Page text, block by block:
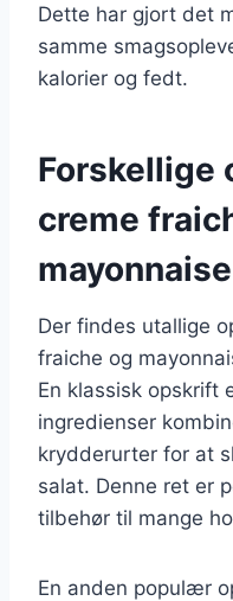
Dette har gjort det
samme
kalorier og fedt.
Forskellige
creme
mayonnaise
Der findes utallige
fraiche og
En klassisk opskrift
ingredienser
krydderurter for at
salat. Denne ret er
tilbehør til mange
En anden populær